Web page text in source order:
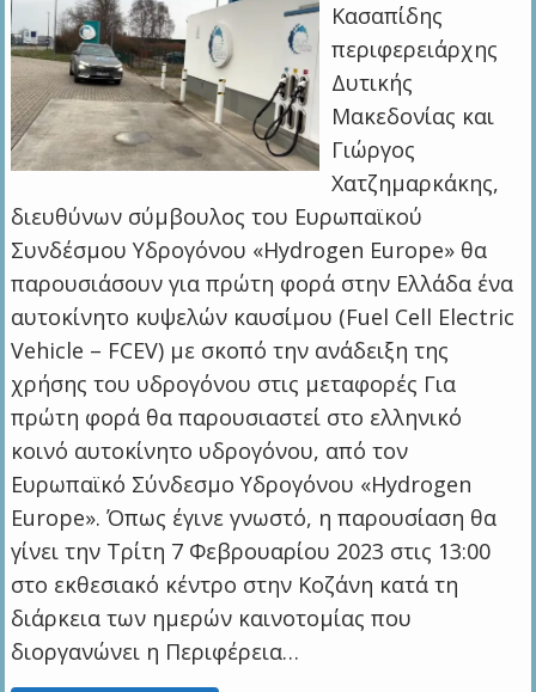
Κασαπίδης
περιφερειάρχης
Δυτικής
Μακεδονίας και
Γιώργος
Χατζημαρκάκης,
διευθύνων σύμβουλος του Ευρωπαϊκού
Συνδέσμου Υδρογόνου «Hydrogen Europe» θα
παρουσιάσουν για πρώτη φορά στην Ελλάδα ένα
αυτοκίνητο κυψελών καυσίμου (Fuel Cell Electric
Vehicle – FCEV) με σκοπό την ανάδειξη της
χρήσης του υδρογόνου στις μεταφορές Για
πρώτη φορά θα παρουσιαστεί στο ελληνικό
κοινό αυτοκίνητο υδρογόνου, από τον
Ευρωπαϊκό Σύνδεσμο Υδρογόνου «Hydrogen
Europe». Όπως έγινε γνωστό, η παρουσίαση θα
γίνει την Τρίτη 7 Φεβρουαρίου 2023 στις 13:00
στο εκθεσιακό κέντρο στην Κοζάνη κατά τη
διάρκεια των ημερών καινοτομίας που
διοργανώνει η Περιφέρεια…